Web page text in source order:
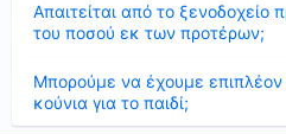
Απαιτείται από το
του ποσού εκ των προτέρων;
Μπορούμε να έχουμε επιπλέον
κούνια για το παιδί;